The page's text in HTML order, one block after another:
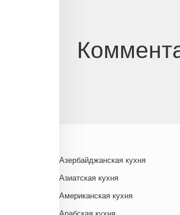
Азербайджанская кухня
Азиатская кухня
Американская кухня